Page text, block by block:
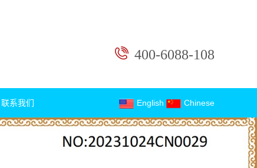
400-6088-108
联系我们 English Chinese